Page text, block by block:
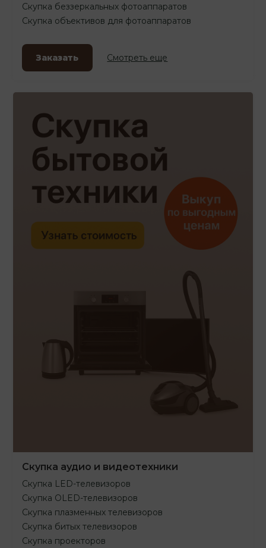
Скупка беззеркальных фотоаппаратов
Скупка объективов для фотоаппаратов
Заказать Смотреть еще
Скупка аудио и видеотехники
Скупка LED-телевизоров
Скупка OLED-телевизоров
Скупка плазменных телевизоров
Скупка битых телевизоров
Скупка проекторов